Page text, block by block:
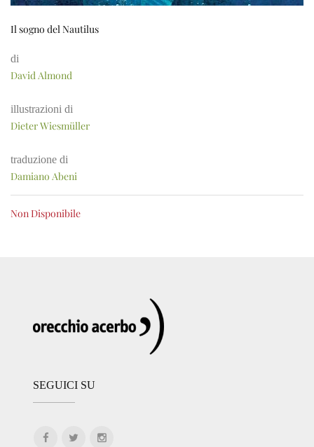
Il sogno del Nautilus
di
David Almond
illustrazioni di
Dieter Wiesmüller
traduzione di
Damiano Abeni
Non Disponibile
SEGUICI SU